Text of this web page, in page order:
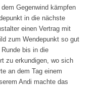
Gegenwind kämpfen
in die nächste
einen Vertrag mit
zum Wendepunkt so gut
bis in die
zu erkundigen, wo sich
an dem Tag einem
Andi machte das